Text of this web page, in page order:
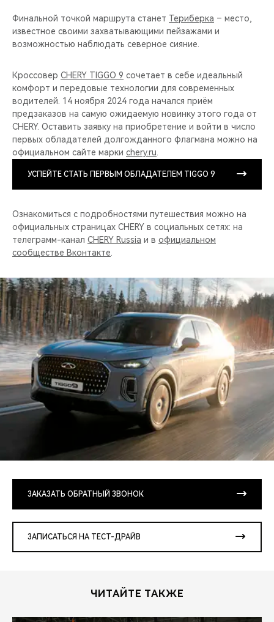
Финальной точкой маршрута станет Териберка – место,
известное своими захватывающими пейзажами и
возможностью наблюдать северное сияние.
Кроссовер CHERY TIGGO 9 сочетает в себе идеальный
комфорт и передовые технологии для современных
водителей. 14 ноября 2024 года начался приём
предзаказов на самую ожидаемую новинку этого года от
CHERY. Оставить заявку на приобретение и войти в число
первых обладателей долгожданного флагмана можно на
официальном сайте марки chery.ru.
УСПЕЙТЕ СТАТЬ ПЕРВЫМ ОБЛАДАТЕЛЕМ TIGGO 9
Ознакомиться с подробностями путешествия можно на
официальных страницах CHERY в социальных сетях: на
телеграмм-канал CHERY Russia и в официальном
сообществе Вконтакте.
ЗАКАЗАТЬ ОБРАТНЫЙ ЗВОНОК
ЗАПИСАТЬСЯ НА ТЕСТ-ДРАЙВ
ЧИТАЙТЕ ТАКЖЕ